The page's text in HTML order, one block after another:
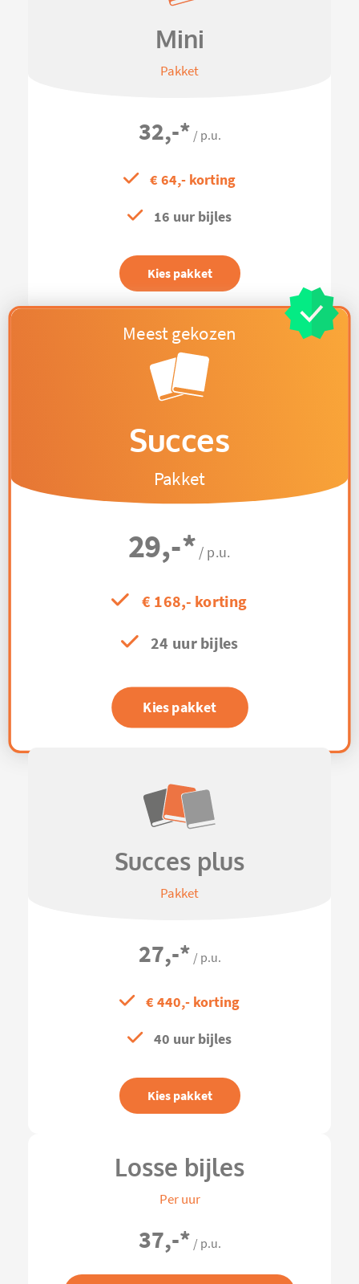
Mini
Pakket
32,-* / p.u.
€ 64,- korting
16 uur bijles
Kies pakket
Succes
Pakket
29,-* / p.u.
€ 168,- korting
24 uur bijles
Kies pakket
Succes plus
Pakket
27,-* / p.u.
€ 440,- korting
40 uur bijles
Kies pakket
Losse bijles
Per uur
37,-* / p.u.